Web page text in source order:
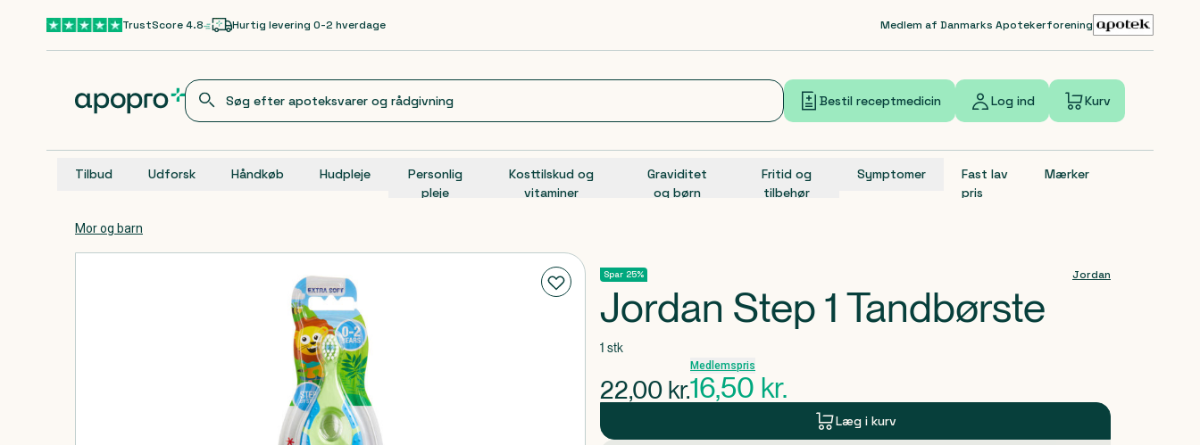
Gå til hovedindholdTrustScore 4.8 Hurtig levering 0-2 hverdage Medlem af Danmarks Apotekerforening
Bestil receptmedicin Log ind Kurv
Tilbud Udforsk Håndkøb Hudpleje
Personlig
pleje
Kosttilskud og
vitaminer
Graviditet
og børn
Fritid og
tilbehør
Symptomer
Fast lav
pris
Mærker
Mor og barn
Spar 25% Jordan
Jordan Step 1 Tandbørste
1 stk
22,00 kr.
Medlemspris
16,50 kr.
Læg i kurv